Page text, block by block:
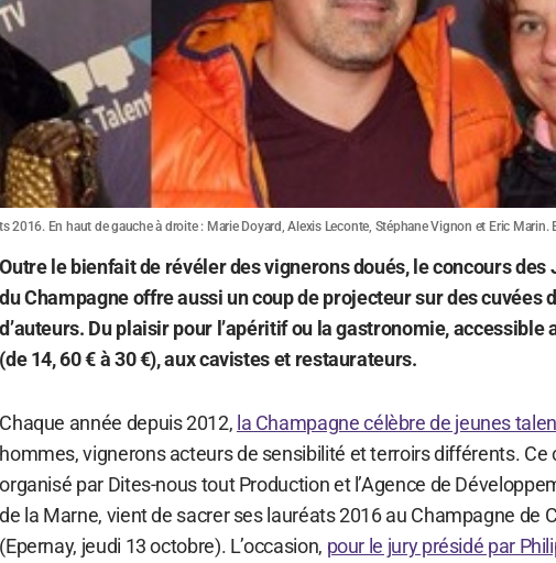
2016. En haut de gauche à droite : Marie Doyard, Alexis Leconte, Stéphane Vignon et Eric
Outre le bienfait de révéler des vignerons doués, le concours des
du Champagne offre aussi un coup de projecteur sur des cuvées
d’auteurs. Du plaisir pour l’apéritif ou la gastronomie, accessible
(de 14, 60 € à 30 €), aux cavistes et restaurateurs.
Chaque année depuis 2012, la Champagne célèbre de jeunes
hommes, vignerons acteurs de sensibilité et terroirs différents. Ce
organisé par Dites-nous tout Production et l’Agence de
de la Marne, vient de sacrer ses lauréats 2016 au Champagne de
(Epernay, jeudi 13 octobre). L’occasion, pour le jury présidé par